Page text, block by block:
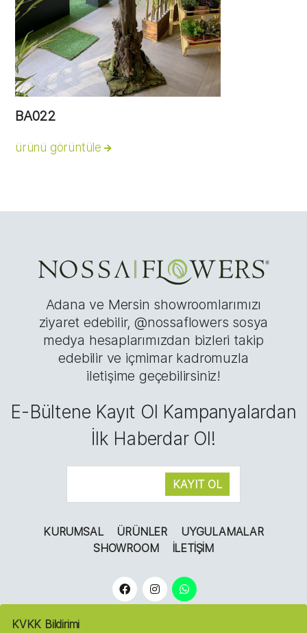
BA022
ürünü görüntüle
Adana ve Mersin showroomlarımızı
ziyaret edebilir, @nossaflowers sosya
medya hesaplarımızdan bizleri takip
edebilir ve içmimar kadromuzla
iletişime geçebilirsiniz!
E-Bültene Kayıt Ol Kampanyalardan
İlk Haberdar Ol!
KURUMSAL ÜRÜNLER
UYGULAMALAR
SHOWROOM
İLETIŞIM
KVKK Bildirimi